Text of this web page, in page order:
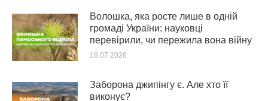
Волошка, яка росте лише в одній
громаді України: науковці
перевірили, чи пережила вона війну
18.07.2026
Заборона джипінгу є. Але хто її
виконує?